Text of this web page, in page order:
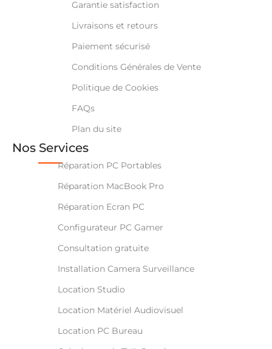
Garantie satisfaction
Livraisons et retours
Paiement sécurisé
Conditions Générales de Vente
Politique de Cookies
FAQs
Plan du site
Nos Services
Réparation PC Portables
Réparation MacBook Pro
Réparation Ecran PC
Configurateur PC Gamer
Consultation gratuite
Installation Camera Surveillance
Location Studio
Location Matériel Audiovisuel
Location PC Bureau